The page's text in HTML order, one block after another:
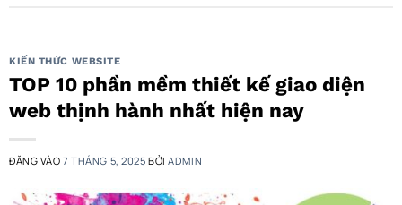
KIẾN THỨC WEBSITE
TOP 10 phần mềm thiết kế giao diện
web thịnh hành nhất hiện nay
ĐĂNG VÀO7 THÁNG 5, 2025 BỞIADMIN